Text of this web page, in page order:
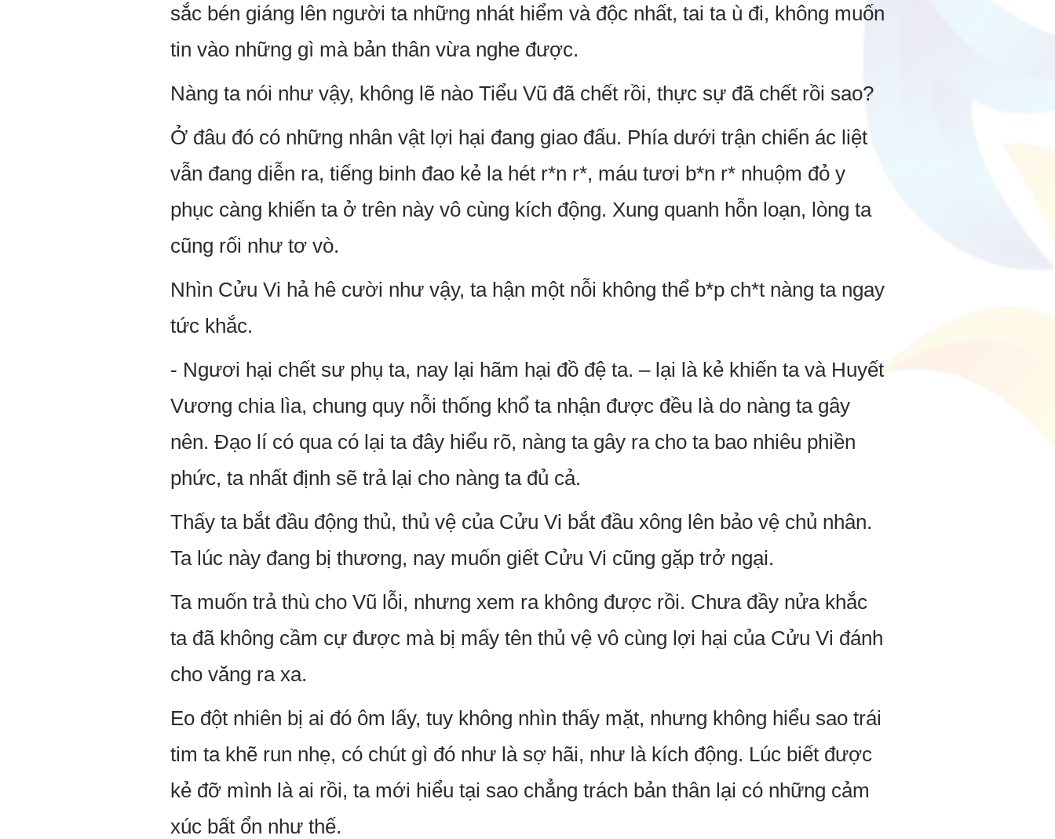
sắc bén giáng lên người ta những nhát hiểm và độc nhất, tai ta ù đi, không muốn
tin vào những gì mà bản thân vừa nghe được.
Nàng ta nói như vậy, không lẽ nào Tiểu Vũ đã chết rồi, thực sự đã chết rồi sao?
Ở đâu đó có những nhân vật lợi hại đang giao đấu. Phía dưới trận chiến ác liệt
vẫn đang diễn ra, tiếng binh đao kẻ la hét r*n r*, máu tươi b*n r* nhuộm đỏ y
phục càng khiến ta ở trên này vô cùng kích động. Xung quanh hỗn loạn, lòng ta
cũng rối như tơ vò.
Nhìn Cửu Vi hả hê cười như vậy, ta hận một nỗi không thể b*p ch*t nàng ta ngay
tức khắc.
- Ngươi hại chết sư phụ ta, nay lại hãm hại đồ đệ ta. – lại là kẻ khiến ta và Huyết
Vương chia lìa, chung quy nỗi thống khổ ta nhận được đều là do nàng ta gây
nên. Đạo lí có qua có lại ta đây hiểu rõ, nàng ta gây ra cho ta bao nhiêu phiền
phức, ta nhất định sẽ trả lại cho nàng ta đủ cả.
Thấy ta bắt đầu động thủ, thủ vệ của Cửu Vi bắt đầu xông lên bảo vệ chủ nhân.
Ta lúc này đang bị thương, nay muốn giết Cửu Vi cũng gặp trở ngại.
Ta muốn trả thù cho Vũ lỗi, nhưng xem ra không được rồi. Chưa đầy nửa khắc
ta đã không cầm cự được mà bị mấy tên thủ vệ vô cùng lợi hại của Cửu Vi đánh
cho văng ra xa.
Eo đột nhiên bị ai đó ôm lấy, tuy không nhìn thấy mặt, nhưng không hiểu sao trái
tim ta khẽ run nhẹ, có chút gì đó như là sợ hãi, như là kích động. Lúc biết được
kẻ đỡ mình là ai rồi, ta mới hiểu tại sao chẳng trách bản thân lại có những cảm
xúc bất ổn như thế.